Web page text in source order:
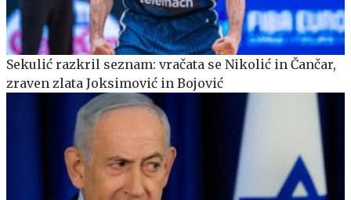
Sekulić razkril seznam: vračata se Nikolić in Čančar,
zraven zlata Joksimović in Bojović